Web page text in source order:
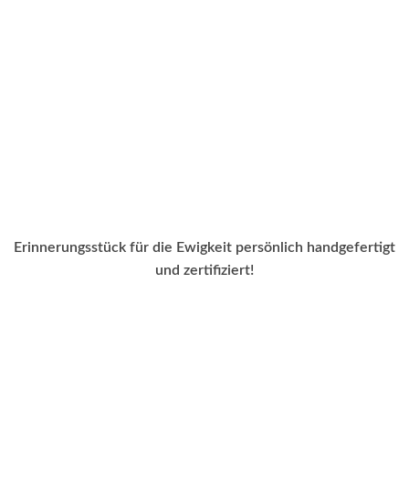
Erinnerungsstück für die Ewigkeit persönlich handgefertigt
und zertifiziert!